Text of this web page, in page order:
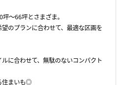
～66坪とさまざま。
のプランに合わせて、最適な区画を
に合わせて、無駄のないコンパクト
住まいも◎